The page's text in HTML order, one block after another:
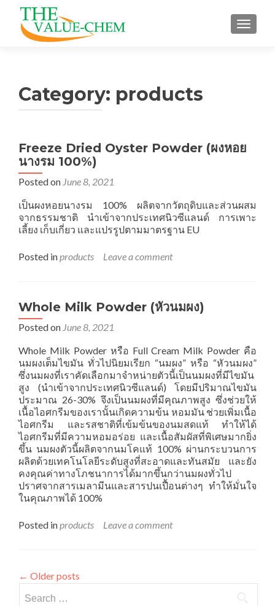
Category: products
Freeze Dried Oyster Powder (ผงหอย
นางรม 100%)
Posted on June 8, 2021
เป็นผงหอยนางรม 100% ผลิตจากวัตถุดิบและส่วนผสม
จากธรรมชาติ นำเข้าจากประเทศนิวซีแลนด์ การเพาะ
เลี้ยง เก็บเกี่ยว และแปรรูปตามมาตรฐาน EU
Posted inproducts Leave a comment
Whole Milk Powder (หัวนมผง)
Posted on June 8, 2021
Whole Milk Powder หรือ Full Cream Milk Powder คือ
นมผงเต็มไขมัน ทั่วไปนิยมเรียก “นมผง” หรือ “หัวนมผง”
ซึ่งนมผงที่เราคัดเลือกมาจำหน่ายตัวนี้เป็นนมผงที่มีไขมัน
สูง (นำเข้าจากประเทศนิวซีแลนด์) โดยมีปริมาณไขมัน
ประมาณ 26-30% จึงเป็นนมผงที่มีคุณภาพสูง ซึ่งช่วยให้
เนื้อไอศกรีมของเรานั้นเกิดความข้น หอมมัน ช่วยเพิ่มเนื้อ
ไอศกรีม และรสชาติที่เข้มข้นของนมสดแท้ ทำให้ได้
ไอศกรีมที่มีความหอมอร่อย และเนื้อสัมผัสที่พิเศษมากยิ่ง
ขึ้น นมผงตัวนี้ผลิตจากนมโคแท้ 100% ผ่านกระบวนการ
ผลิตด้วยเทคโนโลยีระดับสูงที่สะอาดและทันสมัย และยัง
คงคุณค่าทางโภชนาการได้มากขึ้นกว่านมผงทั่วไป
ปราศจากสารเมลามีนและสารปนเปื้อนต่างๆ ทำให้มั่นใจ
ในคุณภาพได้ 100%
Posted inproducts Leave a comment
Posts navigation
← Older posts